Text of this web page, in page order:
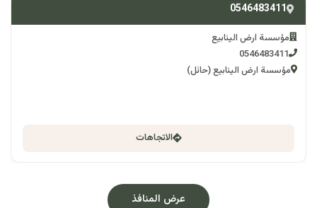
0546483411
مؤسسة ارض الينابيع
0546483411
مؤسسة ارض الينابيع (حائل)
الاتجاهات
عرض المنافذ